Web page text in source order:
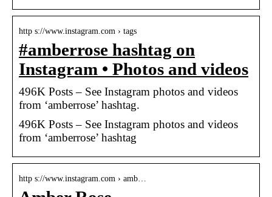
http s://www.instagram.com › tags
#amberrose hashtag on
Instagram • Photos and videos
496K Posts – See Instagram photos and videos
from ‘amberrose’ hashtag.
496K Posts – See Instagram photos and videos
from ‘amberrose’ hashtag
http s://www.instagram.com › amb…